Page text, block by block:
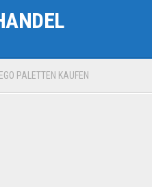
LEGO PALETTEN KAUFEN